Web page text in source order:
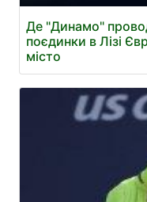
Де "Динамо"
поєдинки в Лізі
місто